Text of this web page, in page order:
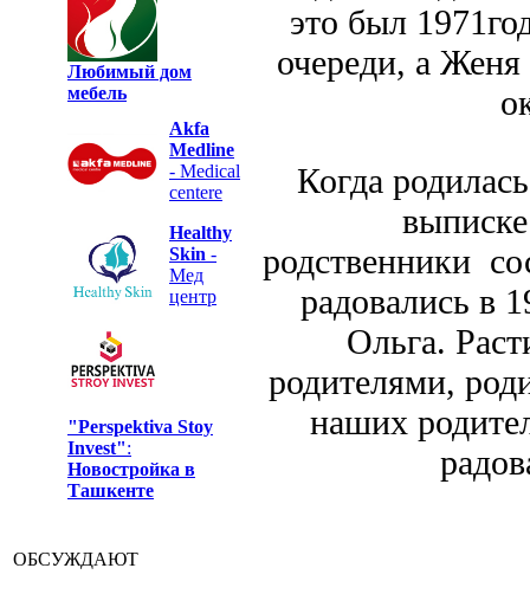
Любимый дом
мебель
Akfa
Medline
- Medical
centere
Healthy
Skin -
Мед
центр
"Perspektiva Stoy
Invest":
Новостройка в
Ташкенте
ОБСУЖДАЮТ
это был
очереди, а
Когда
родственники
радовались в
Ольга.
родителями,
наших